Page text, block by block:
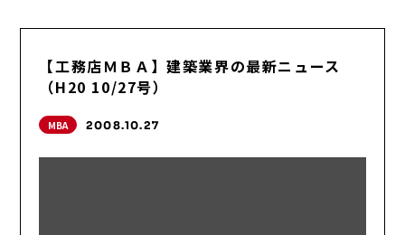
【工務店ＭＢＡ】建築業界の最新ニュース
（H20 10/27号）
MBA 2008.10.27